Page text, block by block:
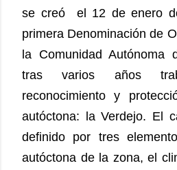
se creó el 12 de enero
primera Denominación de
la Comunidad Autónoma
tras varios años
reconocimiento y
autóctona: la Verdejo. El
definido por tres
autóctona de la zona, el